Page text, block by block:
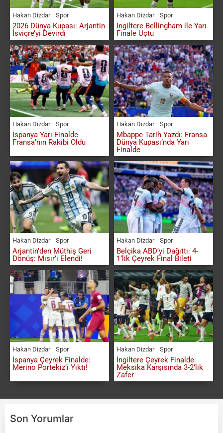
Hakan Dizdar Spor
2026 Dünya Kupası: Arjantin
İsviçre’yi Devirdi
Hakan Dizdar Spor
İngiltere Bellingham ile Yarı
Finale Uçtu
Hakan Dizdar Spor
İspanya Yarı Finalde
Fransa’nın Rakibi Oldu
Hakan Dizdar Spor
Mbappe Tarih Yazdı: Fransa
Dünya Kupası’nda Yarı
Finalde
Hakan Dizdar Spor
Arjantin’den Müthiş Geri
Dönüş: Mısır’ı Elendi!
Hakan Dizdar Spor
Belçika ABD’yi Dağıttı: 4-
1’lik Çeyrek Final Bileti
Hakan Dizdar Spor
İspanya Çeyrek Finalde:
Merino Portekiz’i Yıktı!
Hakan Dizdar Spor
İngiltere Çeyrek Finalde:
Meksika Karşısında 3-2’lik
Zafer
Son Yorumlar